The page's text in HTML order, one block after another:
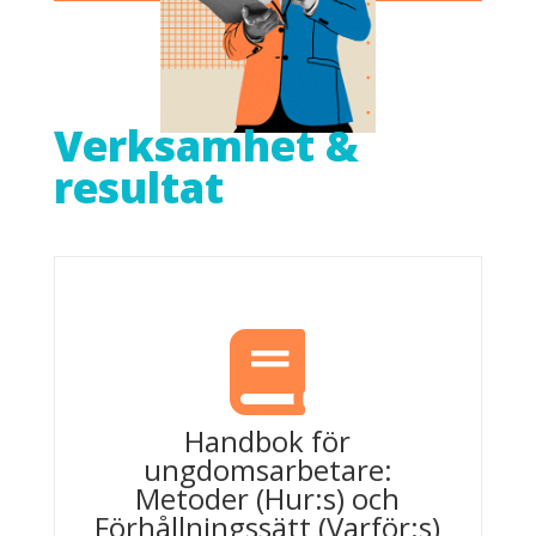
Verksamhet &
resultat

Handbok för
ungdomsarbetare:
Metoder (Hur:s) och
Förhållningssätt (Varför:s)